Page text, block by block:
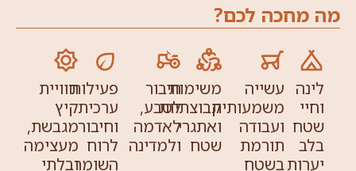
מחכה לכם?
יערות
עשייה
משמעותית
ועבודה
תורמת
בשטח
משימות
קבוצתיות
ואתגרי
שטח
חיבור
לטבע,
לאדמה
ולמדינה
פעילות
ערכית
וחיבור
לרוח
השומר
חוויית
קיץ
מגבשת,
מעצימה
ובלתי